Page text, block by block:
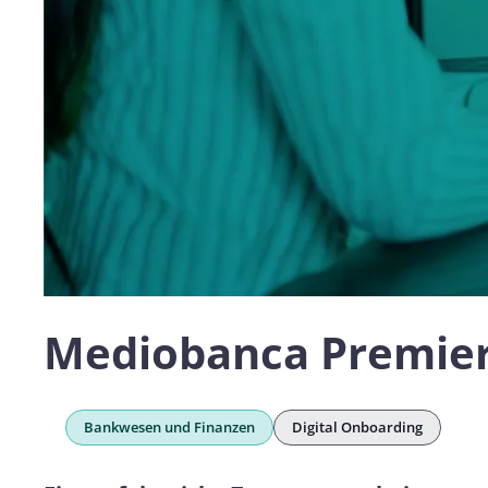
Mediobanca
Bankwesen und Finanzen Digital Onboarding